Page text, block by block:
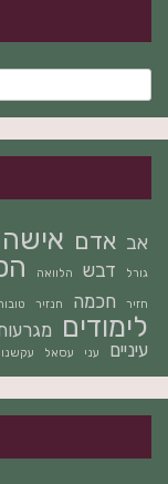
אב אדם אישה
גורל
דבש הלוואה
חזיר חכמה חנזיר
לימודים
עיניים עני עסאל